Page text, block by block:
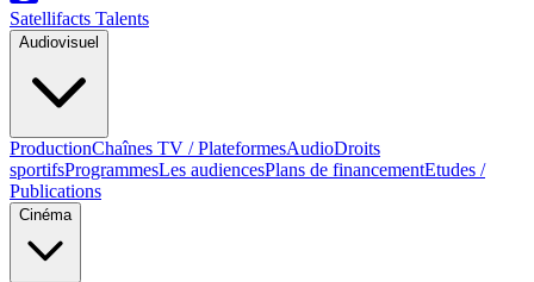
Satellifacts Talents
Audiovisuel
ProductionChaînes TV / PlateformesAudioDroits
sportifsProgrammesLes audiencesPlans de financementEtudes /
Publications
Cinéma